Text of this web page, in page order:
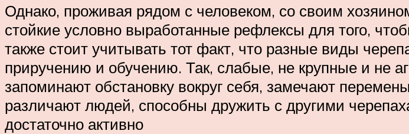
Однако, проживая рядом с человеком, со своим
стойкие условно выработанные рефлексы для того,
также стоит учитывать тот факт, что разные виды
приручению и обучению. Так, слабые, не крупные и не
запоминают обстановку вокруг себя, замечают
различают людей, способны дружить с другими
достаточно активно